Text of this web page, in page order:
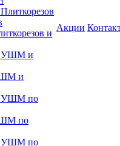
и
и
по
Акции